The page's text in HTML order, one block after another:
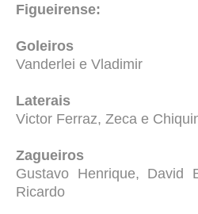
Figueirense:
Goleiros
Vanderlei e Vladimir
Laterais
Victor Ferraz, Zeca e
Zagueiros
Gustavo Henrique, David
Ricardo